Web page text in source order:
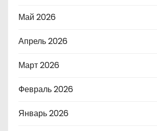
Май 2026
Апрель 2026
Март 2026
Февраль 2026
Январь 2026